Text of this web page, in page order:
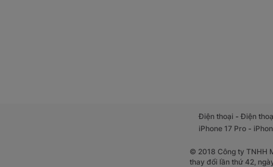
Điện thoại -Điện
iPhone 17 Pro -
© 2018 Công ty TNHH
thay đổi lần thứ 42,